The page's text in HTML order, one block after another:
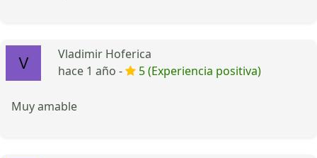
Vladimir Hoferica
hace 1 año -
5 (Experiencia positiva)
Muy amable